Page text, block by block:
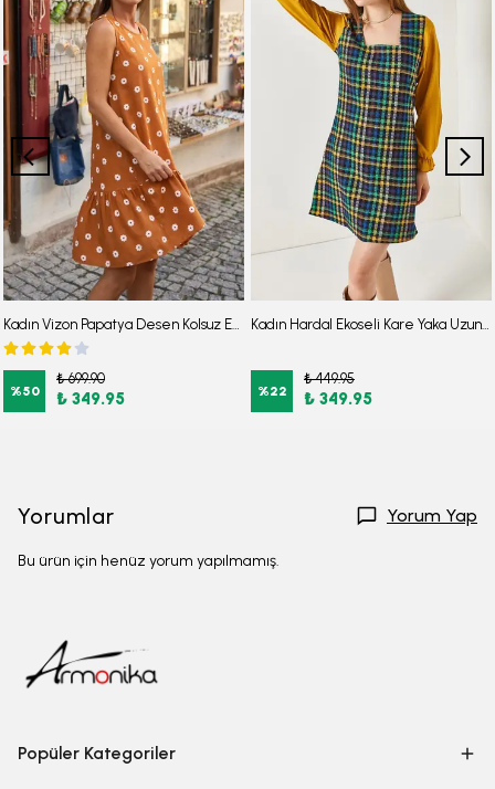
Kadın Vizon Papatya Desen Kolsuz Eteği Fırfırlı Elbise ARM-22Y001123
%50
₺ 699.90
₺ 349.95
Kadın Hardal Ekoseli Kare Yaka Uzun Kol Elbise ARM-22Y001182
%22
₺ 449.95
₺ 349.95
Yorumlar Yorum Yap
Bu ürün için henüz yorum yapılmamış.
Popüler Kategoriler